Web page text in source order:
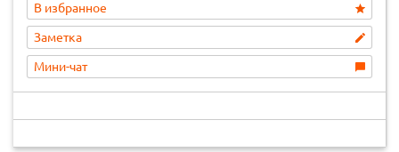
В избранное
Заметка
Мини-чат